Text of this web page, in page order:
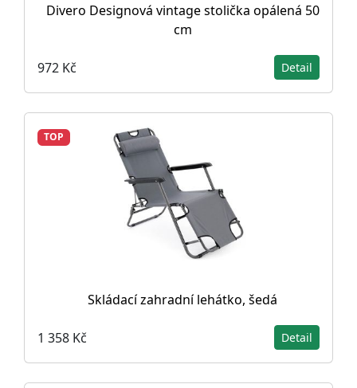
Divero Designová vintage stolička opálená 50
cm
972 Kč Detail
TOP
Skládací zahradní lehátko, šedá
1 358 Kč Detail